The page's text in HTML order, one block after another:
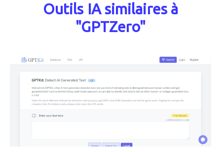
Outils IA similaires à
"GPTZero"